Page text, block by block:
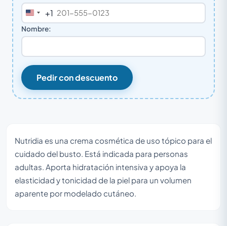
United
States
+1
Nombre:
Pedir con descuento
Nutridia es una crema cosmética de uso tópico para el
cuidado del busto. Está indicada para personas
adultas. Aporta hidratación intensiva y apoya la
elasticidad y tonicidad de la piel para un volumen
aparente por modelado cutáneo.